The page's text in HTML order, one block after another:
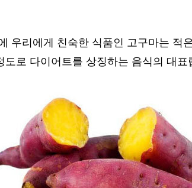
우리에게 친숙한 식품인 고구마는 적
로 다이어트를 상징하는 음식의 대표